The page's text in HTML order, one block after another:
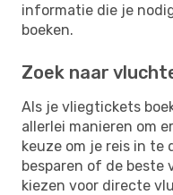
informatie die je
boeken.
Zoek naar
Als je vliegtickets
allerlei manieren om
keuze om je reis in te
besparen of de
kiezen voor directe